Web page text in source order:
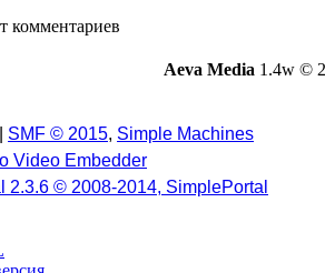
комментариев
Aeva Media 1.4w ©
SMF © 2015, Simple Machines
Video Embedder
2.3.6 © 2008-2014, SimplePortal